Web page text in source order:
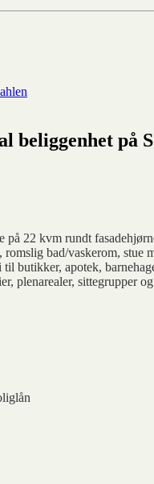
beliggenhet på
22 kvm rundt
bad/vaskerom, stue
butikker, apotek,
plenarealer, sittegrupper